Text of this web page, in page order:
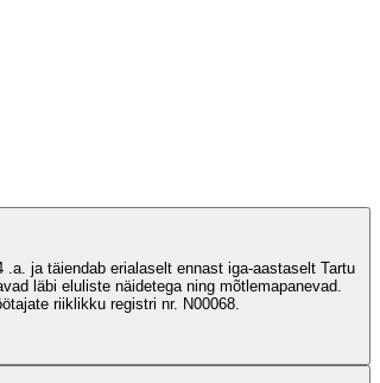
ja täiendab erialaselt ennast iga-aastaselt Tartu
läbi eluliste näidetega ning mõtlemapanevad.
riiklikku registri nr. N00068.